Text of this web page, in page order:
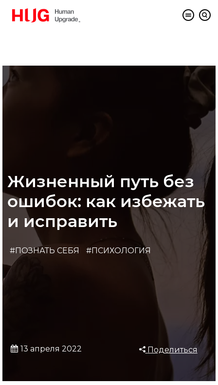
Жизненный путь без
ошибок: как избежать
и исправить
#ПОЗНАТЬ СЕБЯ #ПСИХОЛОГИЯ
13 апреля 2022 Поделиться